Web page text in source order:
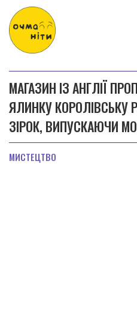
МАГАЗИН ІЗ АНГЛІЇ
ЯЛИНКУ КОРОЛІВСЬКУ
ЗІРОК, ВИПУСКАЮЧИ
МИСТЕЦТВО